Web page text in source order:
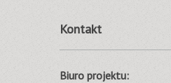
Kontakt
Biuro projektu: